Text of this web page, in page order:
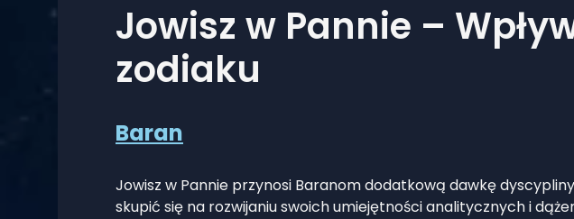
Jowisz w Pannie –
zodiaku
Baran
Jowisz w Pannie przynosi Baranom dodatkową dawkę
skupić się na rozwijaniu swoich umiejętności analitycznych i